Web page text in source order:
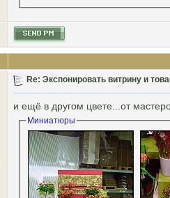
Re: Экспонировать витрину и
и ещё в другом цвете...от
Миниатюры